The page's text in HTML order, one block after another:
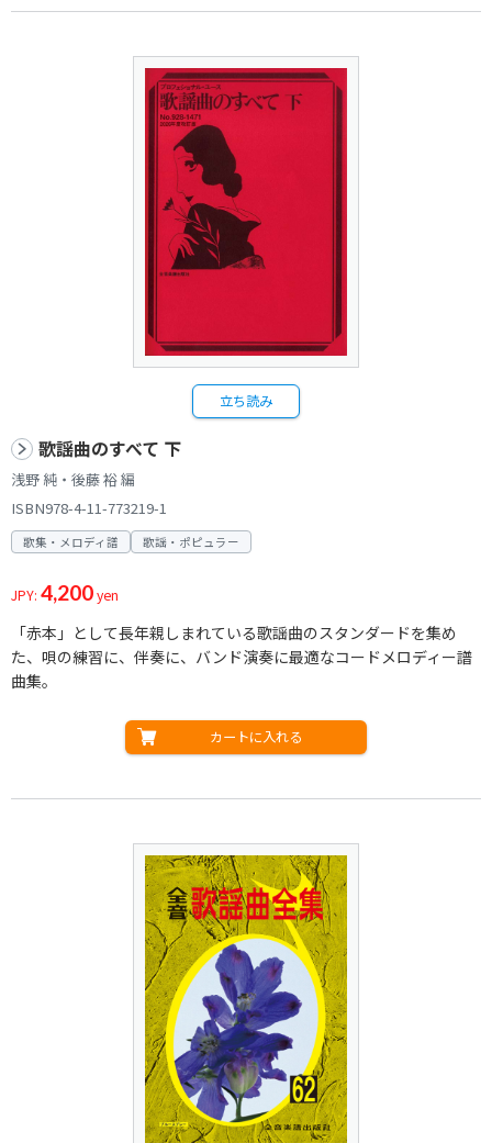
立ち読み
歌謡曲のすべて 下
浅野 純・後藤 裕 編
ISBN978-4-11-773219-1
歌集・メロディ譜 歌謡・ポピュラー
JPY: 4,200yen
「赤本」として長年親しまれている歌謡曲のスタンダードを集め
た、唄の練習に、伴奏に、バンド演奏に最適なコードメロディー譜
曲集。
カートに入れる